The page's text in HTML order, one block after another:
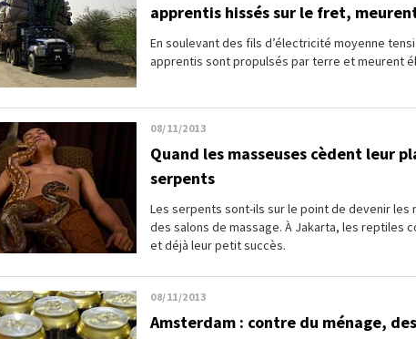
apprentis hissés sur le fret,
En soulevant des fils d’électricité moyenne
apprentis sont propulsés par terre et meurent
08/11/2013
Quand les masseuses cèdent leur
serpents
Les serpents sont-ils sur le point de devenir les
des salons de massage. À Jakarta, les reptiles
et déjà leur petit succès.
08/11/2013
Amsterdam : contre du ménage,